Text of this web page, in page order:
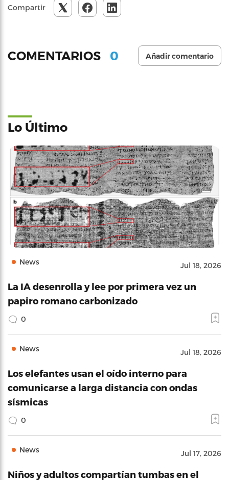
Compartir
COMENTARIOS 0 Añadir comentario
Lo Último
News Jul 18, 2026
La IA desenrolla y lee por primera vez un
papiro romano carbonizado
0
News Jul 18, 2026
Los elefantes usan el oído interno para
comunicarse a larga distancia con ondas
sísmicas
0
News Jul 17, 2026
Niños y adultos compartían tumbas en el